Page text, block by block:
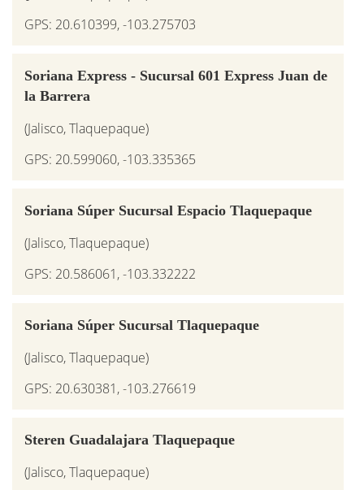
GPS: 20.610399, -103.275703
Soriana Express - Sucursal 601 Express Juan de
la Barrera
(Jalisco, Tlaquepaque)
GPS: 20.599060, -103.335365
Soriana Súper Sucursal Espacio Tlaquepaque
(Jalisco, Tlaquepaque)
GPS: 20.586061, -103.332222
Soriana Súper Sucursal Tlaquepaque
(Jalisco, Tlaquepaque)
GPS: 20.630381, -103.276619
Steren Guadalajara Tlaquepaque
(Jalisco, Tlaquepaque)